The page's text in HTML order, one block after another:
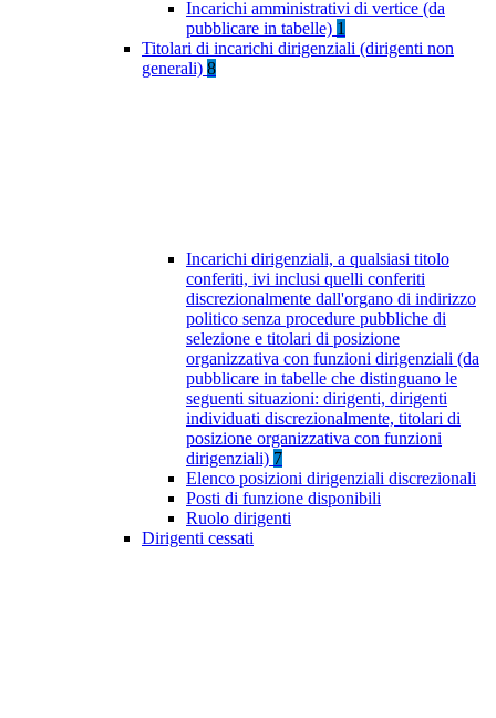
Incarichi amministrativi di vertice (da
pubblicare in tabelle) 1
Titolari di incarichi dirigenziali (dirigenti non
generali) 8
Incarichi dirigenziali, a qualsiasi titolo
conferiti, ivi inclusi quelli conferiti
discrezionalmente dall'organo di indirizzo
politico senza procedure pubbliche di
selezione e titolari di posizione
organizzativa con funzioni dirigenziali (da
pubblicare in tabelle che distinguano le
seguenti situazioni: dirigenti, dirigenti
individuati discrezionalmente, titolari di
posizione organizzativa con funzioni
dirigenziali) 7
Elenco posizioni dirigenziali discrezionali
Posti di funzione disponibili
Ruolo dirigenti
Dirigenti cessati